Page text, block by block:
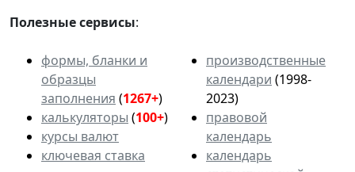
Полезные сервисы:
формы, бланки и
образцы
заполнения (1267+)
калькуляторы (100+)
курсы валют
ключевая ставка
производственные
календари (1998-
2023)
правовой
календарь
календарь